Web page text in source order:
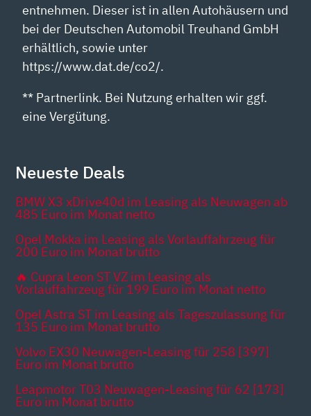
entnehmen. Dieser ist in allen Autohäusern und
bei der Deutschen Automobil Treuhand GmbH
erhältlich, sowie unter
https://www.dat.de/co2/.
** Partnerlink. Bei Nutzung erhalten wir ggf.
eine Vergütung.
Neueste Deals
BMW X3 xDrive40d im Leasing als Neuwagen ab
485 Euro im Monat netto
Opel Mokka im Leasing als Vorlauffahrzeug für
200 Euro im Monat brutto
🔥 Cupra Leon ST VZ im Leasing als
Vorlauffahrzeug für 199 Euro im Monat netto
Opel Astra ST im Leasing als Tageszulassung für
135 Euro im Monat brutto
Volvo EX30 Neuwagen-Leasing für 258 [397]
Euro im Monat brutto
Leapmotor T03 Neuwagen-Leasing für 62 [173]
Euro im Monat brutto